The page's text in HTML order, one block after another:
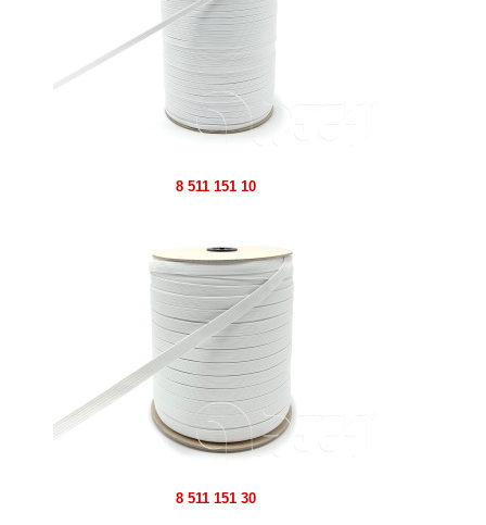
8 511 151 10
8 511 151 30